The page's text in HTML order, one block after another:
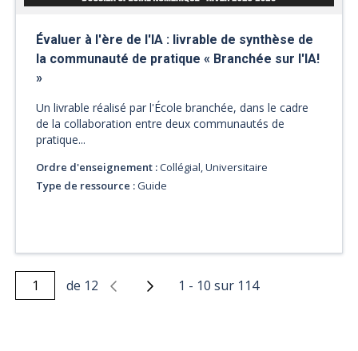
Évaluer à l'ère de l'IA : livrable de synthèse de
la communauté de pratique « Branchée sur l'IA!
»
Un livrable réalisé par l'École branchée, dans le cadre
de la collaboration entre deux communautés de
pratique...
Ordre d'enseignement :Collégial, Universitaire
Type de ressource :Guide
de 12 1 - 10 sur 114